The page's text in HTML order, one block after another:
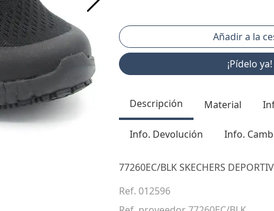
¡Pídelo ya!
Descripción Material
Info. Devolución Info.
77260EC/BLK SKECHERS
Ref. 012596